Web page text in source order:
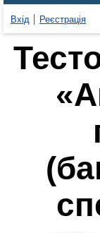
Вхід Реєстрація